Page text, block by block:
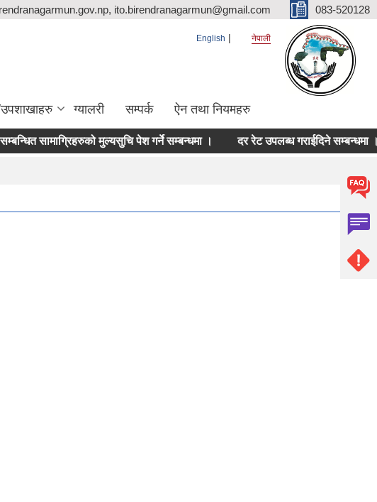
ito.birendranagarmun@gmail.com 083-520128
English नेपाली
ग्यालरी सम्पर्क ऐन तथा नियमहरु
सामाग्रिहरुको मुल्यसुचि पेश गर्ने सम्बन्धमा । दर रेट उपलब्ध गराईदिने सम्बन्धमा ।